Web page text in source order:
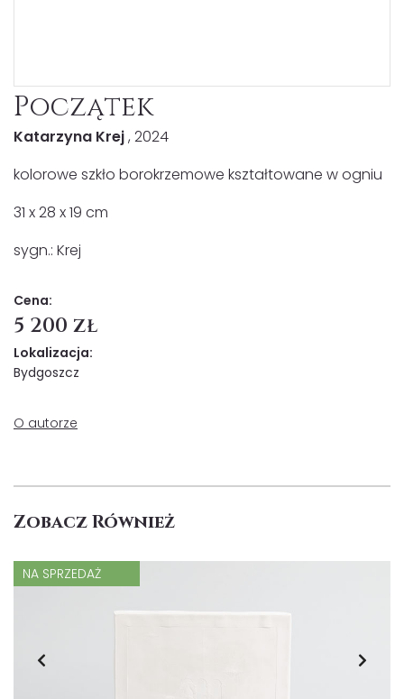
Początek
Katarzyna Krej, 2024
kolorowe szkło borokrzemowe kształtowane w ogniu
31 x 28 x 19 cm
sygn.: Krej
Cena:
5 200 zł
Lokalizacja:
Bydgoszcz
O autorze
Zobacz Również
NA SPRZEDAŻ